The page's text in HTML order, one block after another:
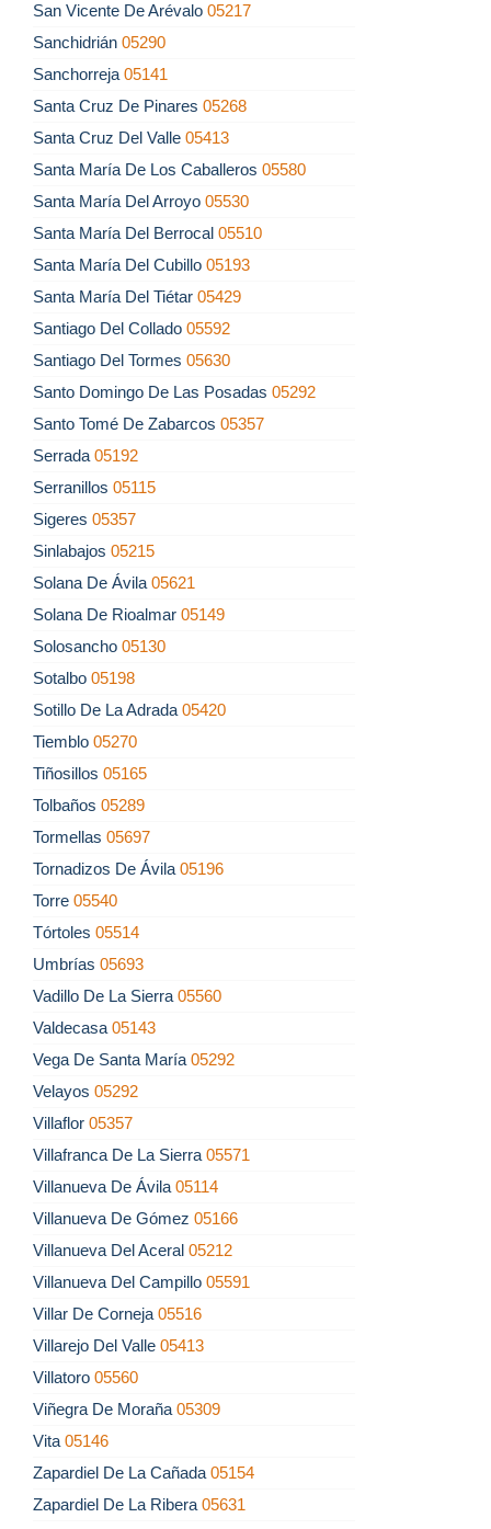
San Vicente De Arévalo 05217
Sanchidrián 05290
Sanchorreja 05141
Santa Cruz De Pinares 05268
Santa Cruz Del Valle 05413
Santa María De Los Caballeros 05580
Santa María Del Arroyo 05530
Santa María Del Berrocal 05510
Santa María Del Cubillo 05193
Santa María Del Tiétar 05429
Santiago Del Collado 05592
Santiago Del Tormes 05630
Santo Domingo De Las Posadas 05292
Santo Tomé De Zabarcos 05357
Serrada 05192
Serranillos 05115
Sigeres 05357
Sinlabajos 05215
Solana De Ávila 05621
Solana De Rioalmar 05149
Solosancho 05130
Sotalbo 05198
Sotillo De La Adrada 05420
Tiemblo 05270
Tiñosillos 05165
Tolbaños 05289
Tormellas 05697
Tornadizos De Ávila 05196
Torre 05540
Tórtoles 05514
Umbrías 05693
Vadillo De La Sierra 05560
Valdecasa 05143
Vega De Santa María 05292
Velayos 05292
Villaflor 05357
Villafranca De La Sierra 05571
Villanueva De Ávila 05114
Villanueva De Gómez 05166
Villanueva Del Aceral 05212
Villanueva Del Campillo 05591
Villar De Corneja 05516
Villarejo Del Valle 05413
Villatoro 05560
Viñegra De Moraña 05309
Vita 05146
Zapardiel De La Cañada 05154
Zapardiel De La Ribera 05631